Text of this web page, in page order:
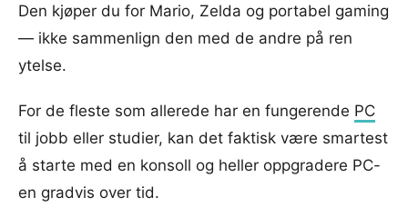
Den kjøper du for Mario, Zelda og portabel gaming
— ikke sammenlign den med de andre på ren
ytelse.
For de fleste som allerede har en fungerende PC
til jobb eller studier, kan det faktisk være smartest
å starte med en konsoll og heller oppgradere PC-
en gradvis over tid.